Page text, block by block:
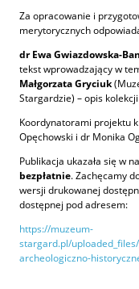
Za opracowanie i
merytorycznych
dr Ewa Gwiazdowska-
tekst wprowadzający w
Małgorzata Gryciuk
Stargardzie) – opis
Koordynatorami projektu
Opęchowski i dr Monika
Publikacja ukazała się w
bezpłatnie. Zachęcamy
wersji drukowanej
dostępnej pod adresem:
https://muzeum-
stargard.pl/
archeologiczno-